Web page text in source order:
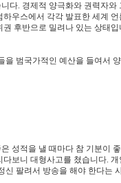
다. 경제적 양극화와 권력자
우스에서 각각 발표한 세계
후반으로 밀려나 있는 상태
범국가적인 예산을 들여서
성적을 낼 때마다 참 기분이
보니 대형사고를 쳤습니다.
팔려서 방송을 해야 한다는